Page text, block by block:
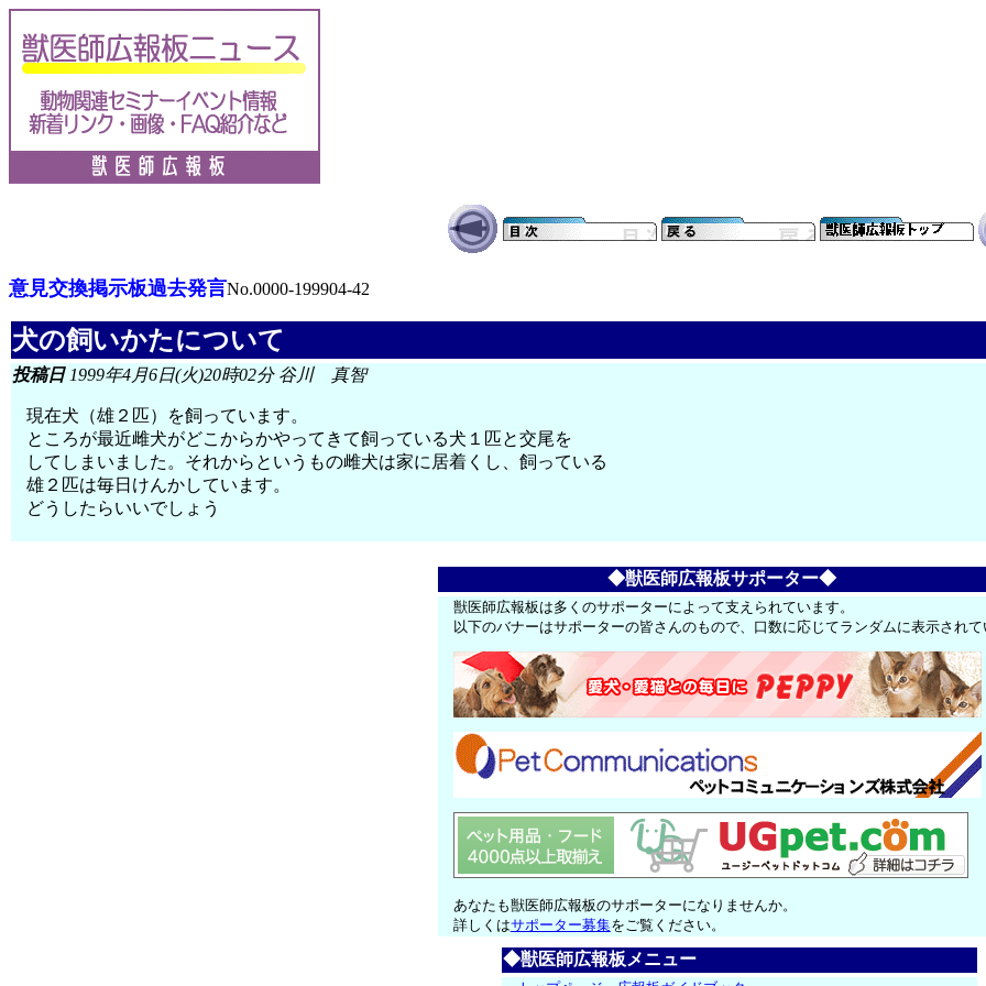
意見交換掲示板過去発言No.0000-199904-42
犬の飼いかたについて
投稿日1999年4月6日(火)20時02分 谷川 真智
現在犬（雄２匹）を飼っています。
ところが最近雌犬がどこからかやってきて飼っている犬１匹と交尾を
してしまいました。それからというもの雌犬は家に居着くし、飼っている
雄２匹は毎日けんかしています。
どうしたらいいでしょう
◆獣医師広報板サポーター◆
獣医師広報板は多くのサポーターによって支えられています。
以下のバナーはサポーターの皆さんのもので、口数に応じてランダムに表示され
あなたも獣医師広報板のサポーターになりませんか。
詳しくはサポーター募集をご覧ください。
◆獣医師広報板メニュー